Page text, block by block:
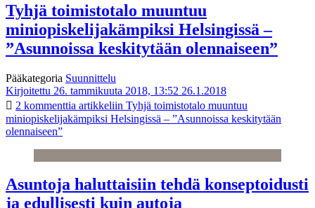
Tyhjä toimistotalo muuntuu
miniopiskelijakämpiksi Helsingissä –
”Asunnoissa keskitytään olennaiseen”
Pääkategoria Suunnittelu
Kirjoitettu 26. tammikuuta 2018, 13:52 26.1.2018
2 kommenttia artikkeliin Tyhjä toimistotalo muuntuu
miniopiskelijakämpiksi Helsingissä – ”Asunnoissa keskitytään
olennaiseen”
Asuntoja haluttaisiin tehdä konseptoidusti
ja edullisesti kuin autoja